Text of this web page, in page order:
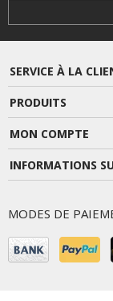
SERVICE À LA
PRODUITS
MON COMPTE
INFORMATIONS
MODES DE